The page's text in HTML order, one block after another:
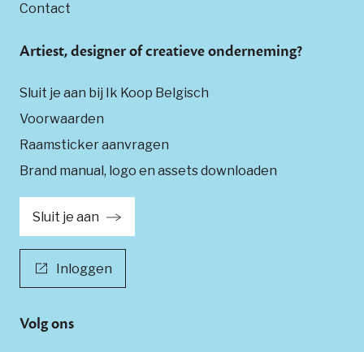
Contact
Artiest, designer of creatieve onderneming?
Sluit je aan bij Ik Koop Belgisch
Voorwaarden
Raamsticker aanvragen
Brand manual, logo en assets downloaden
Sluit je aan
Inloggen
Volg ons